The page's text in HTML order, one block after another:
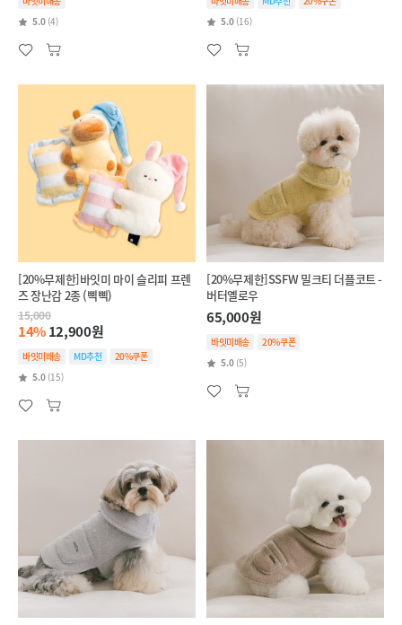
5.0 (4)
5.0 (16)
[20%무제한]바잇미 마이 슬리피 프렌
즈 장난감 2종 (삑삑)
15,000
14%12,900원
바잇미배송 MD추천
20%쿠폰
5.0 (15)
[20%무제한]SSFW 밀크티 더플코트 -
버터옐로우
65,000원
바잇미배송
20%쿠폰
5.0 (5)